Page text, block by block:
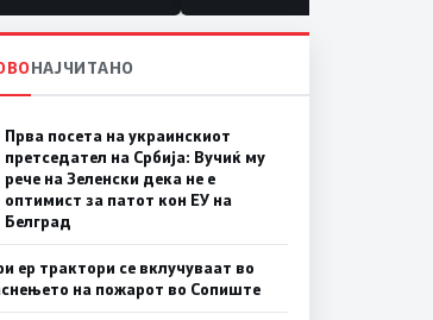
НАЈЧИТАНО
Прва посета на украинскиот
претседател на Србија: Вучиќ му
рече на Зеленски дека не е
оптимист за патот кон ЕУ на
Белград
ер трактори се вклучуваат во
на пожарот во Сопиште